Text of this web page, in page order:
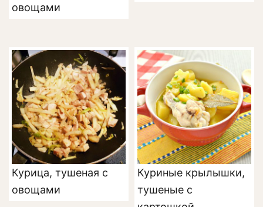
овощами
Курица, тушеная с
овощами
Куриные крылышки,
тушеные с